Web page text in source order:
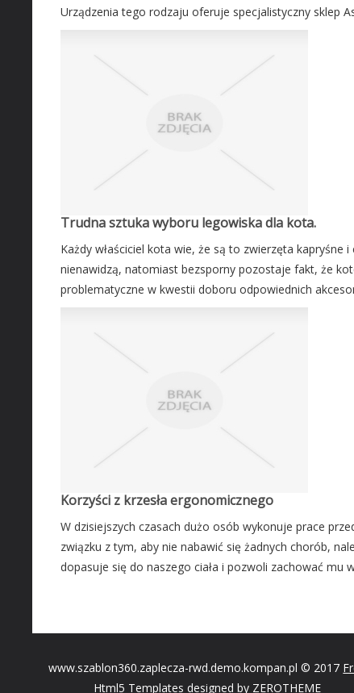
Urządzenia tego rodzaju oferuje specjalistyczny sklep
Trudna sztuka wyboru legowiska dla kota.
Każdy właściciel kota wie, że są to zwierzęta kapryśne
nienawidzą, natomiast bezsporny pozostaje fakt, że
problematyczne w kwestii doboru odpowiednich
Korzyści z krzesła ergonomicznego
W dzisiejszych czasach dużo osób wykonuje prace
związku z tym, aby nie nabawić się żadnych chorób,
dopasuje się do naszego ciała i pozwoli zachować mu
www.szablon360.zaplecza-rwd.demo.kompan.pl © 2017
Html5 Templates designed by ZEROTHEME